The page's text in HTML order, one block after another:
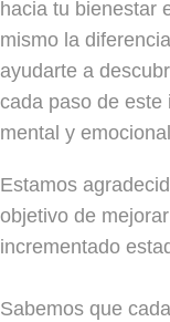
hacia tu bienestar
mismo la
ayudarte a
cada paso de este
mental y
Estamos
objetivo de
incrementado
Sabemos que